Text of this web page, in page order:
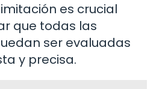
es crucial
que todas las
ser evaluadas
y precisa.